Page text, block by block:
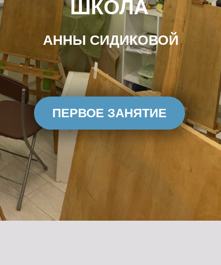
Генерала Смирнова \ 4
ОПЛАТА Студия "Лепим+"
Станковая
скульптура
Радиоэлектроника
/ моделирование
Художественная
школа
Черчение,
ПЕРВОЕ ЗАНЯТИЕ